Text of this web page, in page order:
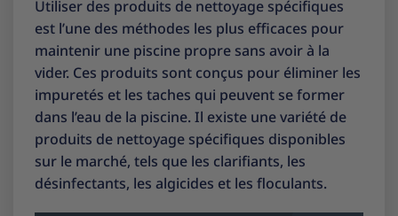
Utiliser des produits de nettoyage spécifiques
est l’une des méthodes les plus efficaces pour
maintenir une piscine propre sans avoir à la
vider. Ces produits sont conçus pour éliminer les
impuretés et les taches qui peuvent se former
dans l’eau de la piscine. Il existe une variété de
produits de nettoyage spécifiques disponibles
sur le marché, tels que les clarifiants, les
désinfectants, les algicides et les floculants.